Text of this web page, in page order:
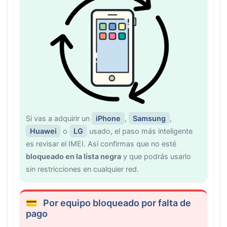
Si vas a adquirir un iPhone , Samsung ,
Huawei
o LG
usado, el paso más inteligente
es revisar el IMEI. Así confirmas que no esté
bloqueado en la lista negra y que podrás usarlo
sin restricciones en cualquier red.
Por equipo bloqueado por falta de
pago